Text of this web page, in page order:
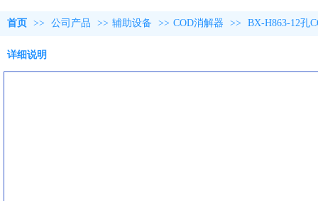
首页 >> 公司产品 >> 辅助设备 >> COD消解器 >> BX-H863-12孔
详细说明